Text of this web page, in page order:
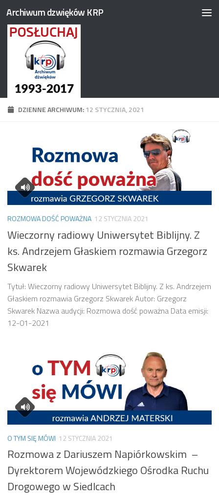
Przejdź do treści
Archiwum dzwięków KRP
DZIENNE ARCHIWUM:12 STYCZNIA, 2021
ROZMOWA DOŚĆ POWAŻNA 12 STYCZNIA 2021
Wieczorny radiowy Uniwersytet Biblijny. Z
ks. Andrzejem Głaskiem rozmawia Grzegorz
Skwarek
Tytuł: Wieczorny radiowy Uniwersytet Biblijny. Z ks. Andrzejem
Głaskiem rozmawia Grzegorz Skwarek Autor: Grzegorz
Skwarek Nazwa audycji: Rozmowa dość poważna Data emisji:
12-01-2021
O TYM SIĘ MÓWI 12 STYCZNIA 2021
Rozmowa z Dariuszem Napiórkowskim –
Dyrektorem Wojewódzkiego Ośrodka Ruchu
Drogowego w Siedlcach